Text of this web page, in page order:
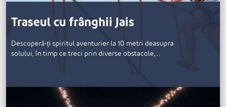
Traseul cu frânghii Jais
Descoperă-ți spiritul aventurier la 10 metri deasupra
solului, în timp ce treci prin diverse obstacole,…